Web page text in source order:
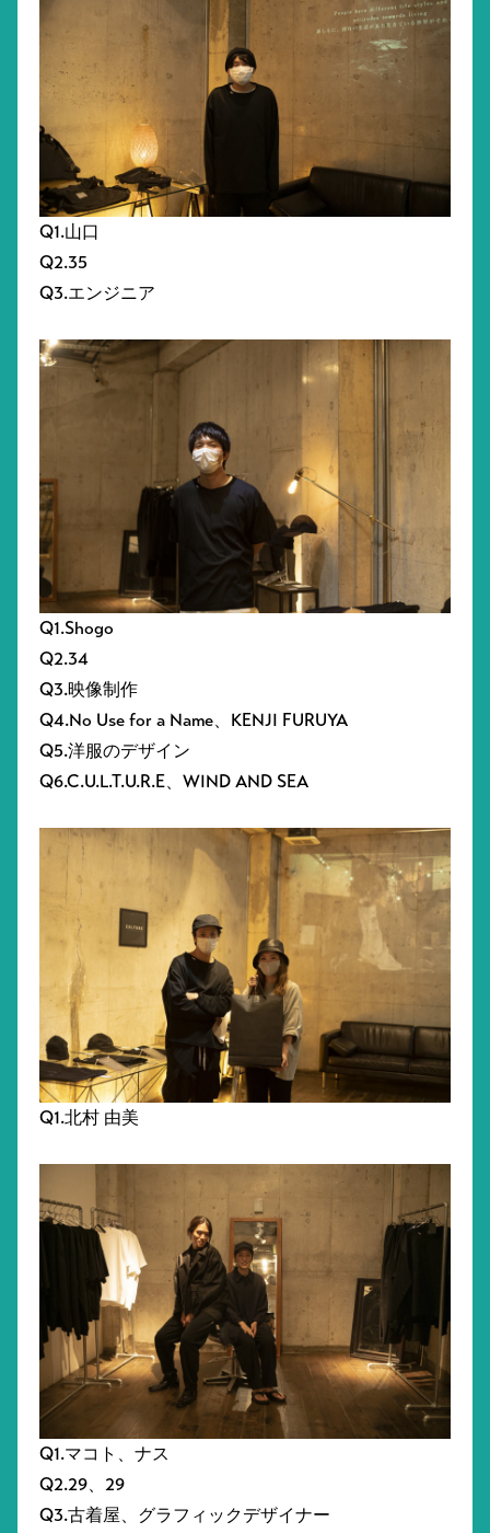
Q1.山口
Q2.35
Q3.エンジニア
Q1.Shogo
Q2.34
Q3.映像制作
Q4.No Use for a Name、KENJI FURUYA
Q5.洋服のデザイン
Q6.C.U.L.T.U.R.E、WIND AND SEA
Q1.北村 由美
Q1.マコト、ナス
Q2.29、29
Q3.古着屋、グラフィックデザイナー